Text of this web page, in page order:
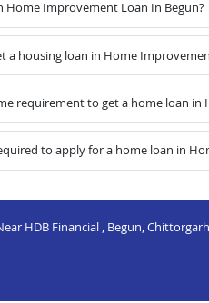
Home Improvement Loan In Begun?
a housing loan in Home
requirement to get a home loan in
to apply for a home loan in
HDB Financial , Begun,